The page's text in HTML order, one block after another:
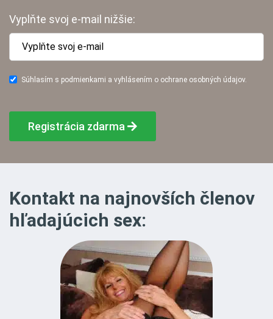
Vyplňte svoj e-mail nižšie:
Súhlasím s podmienkami a vyhlásením o ochrane osobných údajov.
Registrácia zdarma
Kontakt na najnovších členov
hľadajúcich sex: